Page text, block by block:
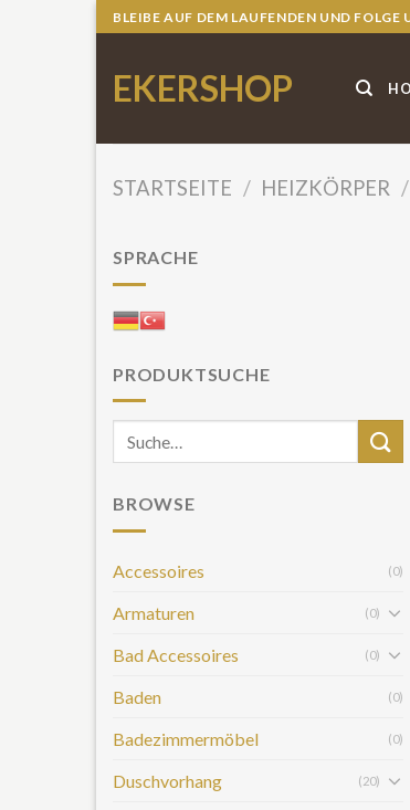
Skip
to
BLEIBE AUF DEM LAUFENDEN UND FOLGE
EKERSHOP
STARTSEITE / HEIZKÖRPER /
SPRACHE
PRODUKTSUCHE
BROWSE
Accessoires (0)
Armaturen (0)
Bad Accessoires (0)
Baden (0)
Badezimmermöbel (0)
Duschvorhang (20)